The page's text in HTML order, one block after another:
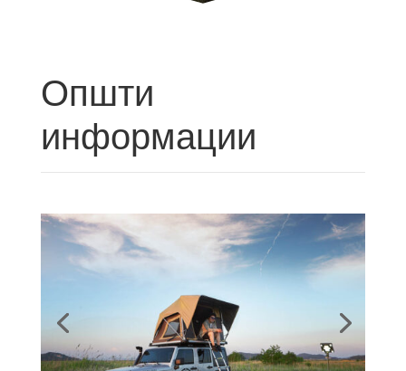
Општи
информации